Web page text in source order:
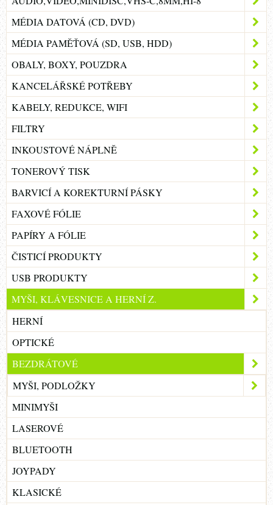
MÉDIA DATOVÁ (CD, DVD)
MÉDIA PAMĚŤOVÁ (SD, USB, HDD)
OBALY, BOXY, POUZDRA
KANCELÁŘSKÉ POTŘEBY
KABELY, REDUKCE, WIFI
FILTRY
INKOUSTOVÉ NÁPLNĚ
TONEROVÝ TISK
BARVICÍ A KOREKTURNÍ PÁSKY
FAXOVÉ FÓLIE
PAPÍRY A FÓLIE
ČISTICÍ PRODUKTY
USB PRODUKTY
MYŠI, KLÁVESNICE A HERNÍ Z.
HERNÍ
OPTICKÉ
BEZDRÁTOVÉ
MYŠI, PODLOŽKY
MINIMYŠI
LASEROVÉ
BLUETOOTH
JOYPADY
KLASICKÉ